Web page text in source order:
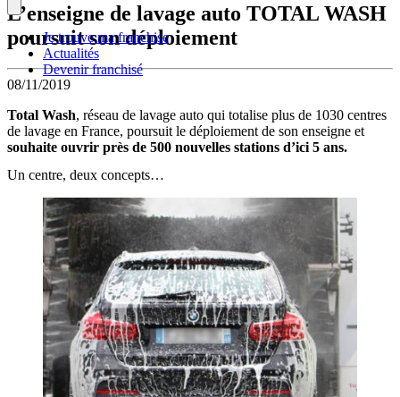
Je trouve ma franchise
Actualités
Devenir franchisé
L’enseigne de lavage auto TOTAL WASH
poursuit son déploiement
08/11/2019
Total Wash, réseau de lavage auto qui totalise plus de 1030 centres
de lavage en France, poursuit le déploiement de son enseigne et
souhaite ouvrir près de 500 nouvelles stations d’ici 5 ans.
Un centre, deux concepts…